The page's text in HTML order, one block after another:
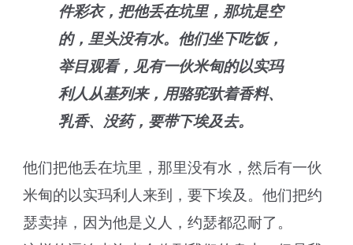
件彩衣，把他丢在坑里，那坑是空
的，里头没有水。他们坐下吃饭，
举目观看，见有一伙米甸的以实玛
利人从基列来，用骆驼驮着香料、
乳香、没药，要带下埃及去。
他们把他丢在坑里，那里没有水，然后有一伙
米甸的以实玛利人来到，要下埃及。他们把约
瑟卖掉，因为他是义人，约瑟都忍耐了。